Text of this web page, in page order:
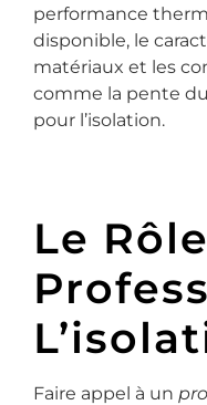
performance
disponible, le
matériaux et les
comme la pente
pour l’isolation.
Le
Faire appel à un